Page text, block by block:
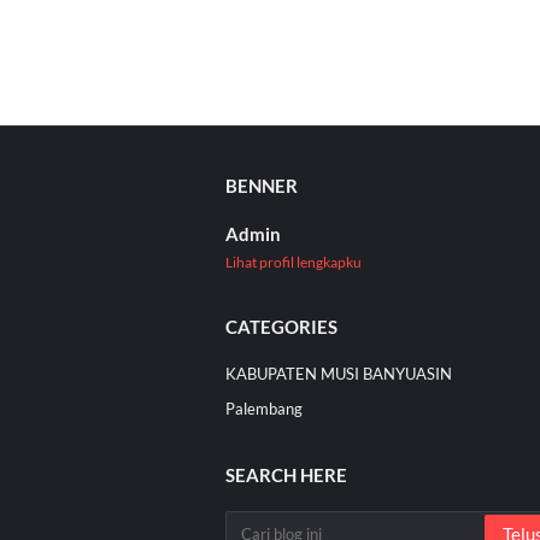
BENNER
Admin
Lihat profil lengkapku
CATEGORIES
KABUPATEN MUSI BANYUASIN
Palembang
SEARCH HERE